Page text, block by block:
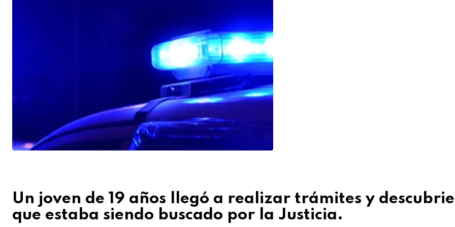
Un joven de 19 años llegó a realizar trámites y
que estaba siendo buscado por la Justicia.